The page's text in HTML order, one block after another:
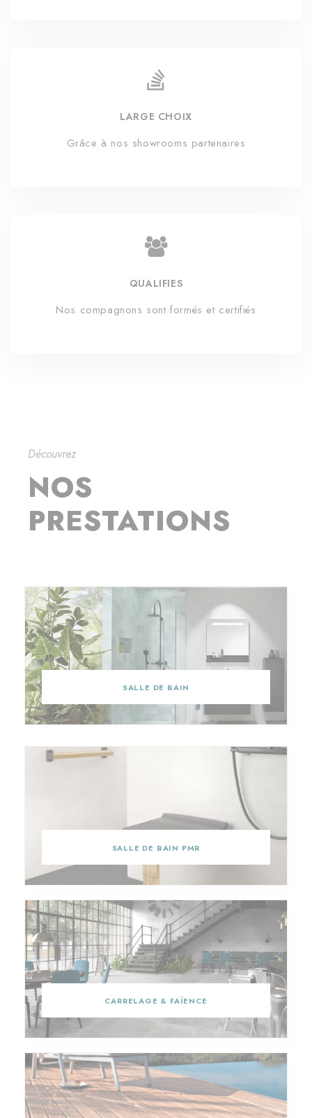
LARGE CHOIX
Grâce à nos showrooms partenaires
QUALIFIES
Nos compagnons sont formés et certifiés
Découvrez
NOS
PRESTATIONS
SALLE DE BAIN
SALLE DE BAIN PMR
CARRELAGE & FAÏENCE